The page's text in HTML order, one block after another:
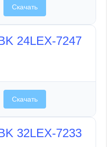
Скачать
24LEX-7247
Скачать
32LEX-7233